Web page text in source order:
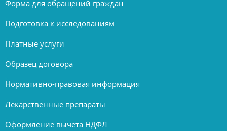
Форма для обращений граждан
Подготовка к исследованиям
Платные услуги
Образец договора
Нормативно-правовая информация
Лекарственные препараты
Оформление вычета НДФЛ